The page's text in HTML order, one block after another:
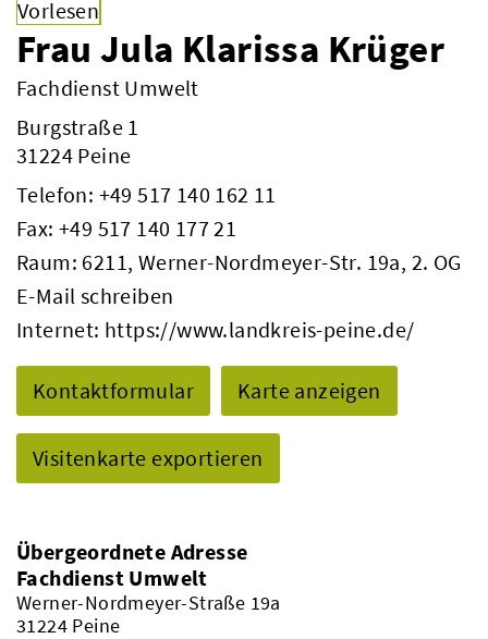
Vorlesen
Frau Jula Klarissa Krüger
Fachdienst Umwelt
Burgstraße 1
31224 Peine
Telefon: +49 517 140 162 11
Fax: +49 517 140 177 21
Raum: 6211, Werner-Nordmeyer-Str. 19a, 2. OG
E-Mail schreiben
Internet: https://www.landkreis-peine.de/
Kontaktformular Karte anzeigen
Visitenkarte exportieren
Übergeordnete Adresse
Fachdienst Umwelt
Werner-Nordmeyer-Straße 19a
31224 Peine